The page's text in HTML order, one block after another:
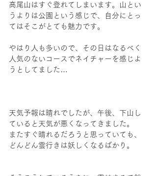
高尾山はすぐ登れてしまいます。山とい
うよりは公園という感じで、自分にとっ
てはそこがとても魅力です。
やはり人も多いので、その日はなるべく
人気のないコースでネイチャーを感じよ
うとしてました…
天気予報は晴れでしたが、午後、下山し
ていると天気が悪くなってきました。
またすぐ晴れるだろうと思っていても、
どんどん雲行きは妖しくなるばかり。